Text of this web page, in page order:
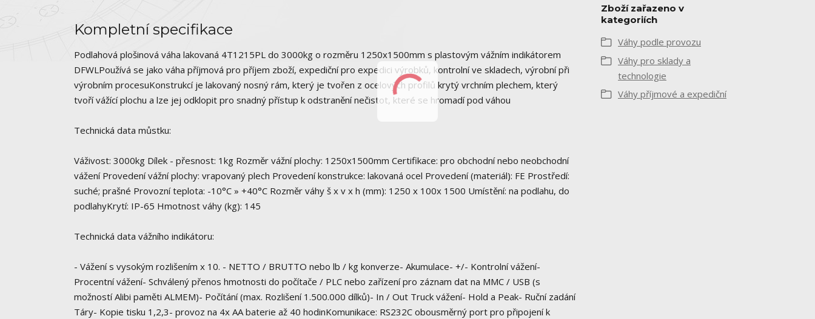
Kompletní specifikace
Podlahová plošinová váha lakovaná 4T1215PL do 3000kg o rozměru 1250x1500mm s plastovým vážním indikátorem
DFWLPoužívá se jako váha příjmová pro příjem zboží, expediční pro expedici výrobků, kontrolní ve skladech, výrobní při
výrobním procesuKonstrukcí je lakovaný nosný rám, který je tvořen z ocelových profilů krytý vrchním plechem, který
tvoří vážící plochu a lze jej odklopit pro snadný přístup k odstranění nečistot, které se hromadí pod váhou
Technická data můstku:
Váživost: 3000kg Dílek - přesnost: 1kg Rozměr vážní plochy: 1250x1500mm Certifikace: pro obchodní nebo neobchodní
vážení Provedení vážní plochy: vrapovaný plech Provedení konstrukce: lakovaná ocel Provedení (materiál): FE Prostředí:
suché; prašné Provozní teplota: -10°C » +40°C Rozměr váhy š x v x h (mm): 1250 x 100x 1500 Umístění: na podlahu, do
podlahyKrytí: IP-65 Hmotnost váhy (kg): 145
Technická data vážního indikátoru:
- Vážení s vysokým rozlišením x 10. - NETTO / BRUTTO nebo lb / kg konverze- Akumulace- +/- Kontrolní vážení-
Procentní vážení- Schválený přenos hmotnosti do počítače / PLC nebo zařízení pro záznam dat na MMC / USB (s
možností Alibi paměti ALMEM)- Počítání (max. Rozlišení 1.500.000 dílků)- In / Out Truck vážení- Hold a Peak- Ruční zadání
Táry- Kopie tisku 1,2,3- provoz na 4x AA baterie až 40 hodinKomunikace: RS232C obousměrný port pro připojení k
Zboží zařazeno v
kategoriích
Váhy podle provozu
Váhy pro sklady a
technologie
Váhy příjmové a expediční